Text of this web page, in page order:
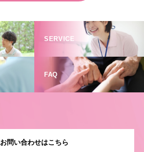
SERVICE
FAQ
お問い合わせはこちら